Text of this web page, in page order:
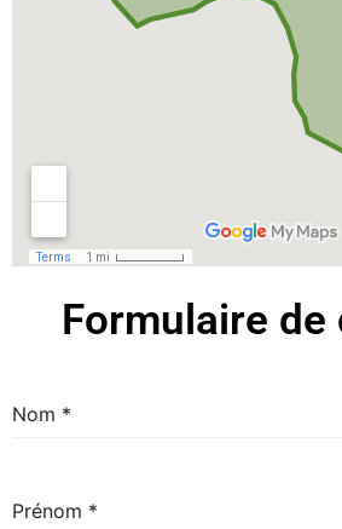
Formulaire de
Nom *
Prénom *